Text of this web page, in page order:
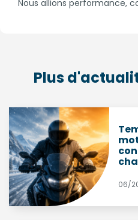
Nous allions performance,
Plus
06/